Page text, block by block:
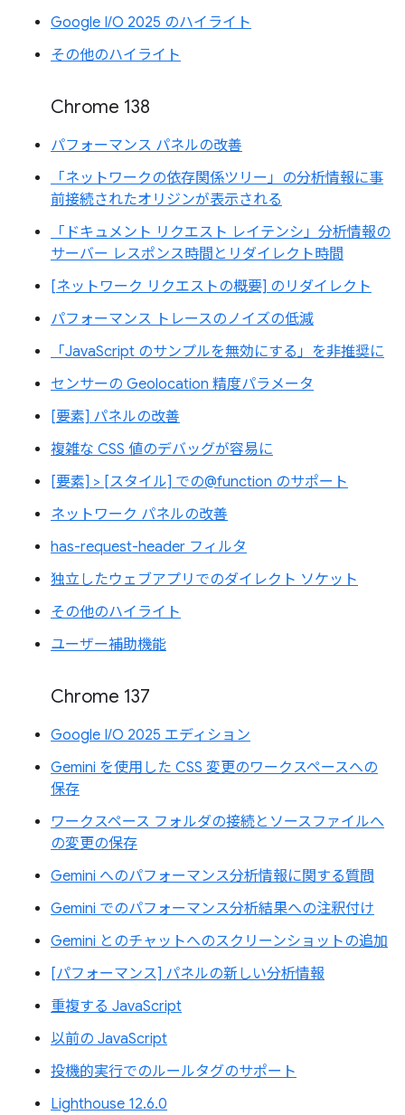
Google I/O 2025 のハイライト
その他のハイライト
Chrome 138
パフォーマンス パネルの改善
「ネットワークの依存関係ツリー」の分析情報に事
前接続されたオリジンが表示される
「ドキュメント リクエスト レイテンシ」分析情報の
サーバー レスポンス時間とリダイレクト時間
[ネットワーク リクエストの概要] のリダイレクト
パフォーマンス トレースのノイズの低減
「JavaScript のサンプルを無効にする」を非推奨に
センサーの Geolocation 精度パラメータ
[要素] パネルの改善
複雑な CSS 値のデバッグが容易に
[要素] > [スタイル] での@function のサポート
ネットワーク パネルの改善
has-request-header フィルタ
独立したウェブアプリでのダイレクト ソケット
その他のハイライト
ユーザー補助機能
Chrome 137
Google I/O 2025 エディション
Gemini を使用した CSS 変更のワークスペースへの
保存
ワークスペース フォルダの接続とソースファイルへ
の変更の保存
Gemini へのパフォーマンス分析情報に関する質問
Gemini でのパフォーマンス分析結果への注釈付け
Gemini とのチャットへのスクリーンショットの追加
[パフォーマンス] パネルの新しい分析情報
重複する JavaScript
以前の JavaScript
投機的実行でのルールタグのサポート
Lighthouse 12.6.0